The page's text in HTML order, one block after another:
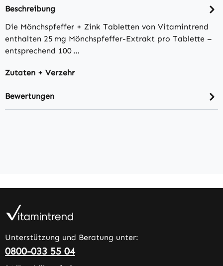
Beschreibung
Die Mönchspfeffer + Zink Tabletten von Vitamintrend
enthalten 25 mg Mönchspfeffer-Extrakt pro Tablette –
entsprechend 100 …
Zutaten + Verzehr
Bewertungen
Unterstützung und Beratung unter:
0800-033 55 04